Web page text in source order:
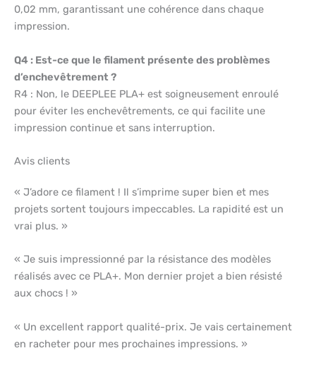
0,02 mm, garantissant une cohérence dans chaque
impression.
Q4 : Est-ce que le filament présente des problèmes
d’enchevêtrement ?
R4 : Non, le DEEPLEE PLA+ est soigneusement enroulé
pour éviter les enchevêtrements, ce qui facilite une
impression continue et sans interruption.
Avis clients
« J’adore ce filament ! Il s’imprime super bien et mes
projets sortent toujours impeccables. La rapidité est un
vrai plus. »
« Je suis impressionné par la résistance des modèles
réalisés avec ce PLA+. Mon dernier projet a bien résisté
aux chocs ! »
« Un excellent rapport qualité-prix. Je vais certainement
en racheter pour mes prochaines impressions. »